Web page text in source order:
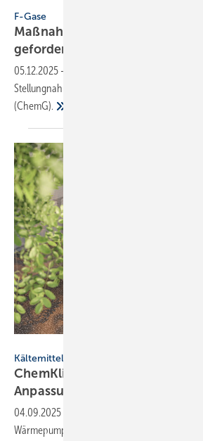
F-Gase
Maßnahmen gegen illegalen
gefordert
05.12.2025 -
Stellung­nahme zum geplanten deut­schen
(ChemG).
Kältemittel
ChemKlimaschutzV: Ver­bän­de
An­pas­sun­gen
04.09.2025
Wärmepumpenbranche hat eine gemeinsame